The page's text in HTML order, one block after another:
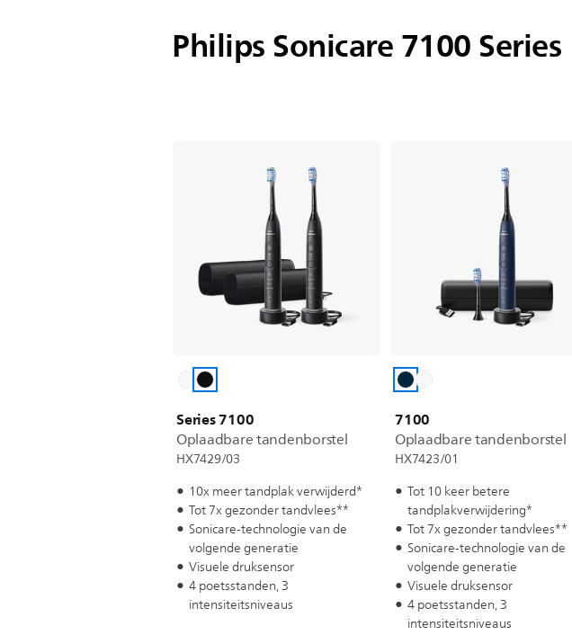
Philips Sonicare 7100 Series
Series 7100
Oplaadbare tandenborstel
HX7429/03
10x meer tandplak verwijderd*
Tot 7x gezonder tandvlees**
Sonicare-technologie van de
volgende generatie
Visuele druksensor
4 poetsstanden, 3
intensiteitsniveaus
7100
Oplaadbare tandenborstel
HX7423/01
Tot 10 keer betere
tandplakverwijdering*
Tot 7x gezonder tandvlees**
Sonicare-technologie van de
volgende generatie
Visuele druksensor
4 poetsstanden, 3
intensiteitsniveaus